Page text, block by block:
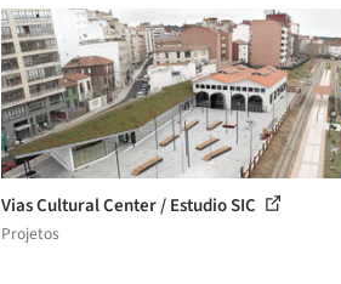
Vias Cultural Center / Estudio SIC
Projetos